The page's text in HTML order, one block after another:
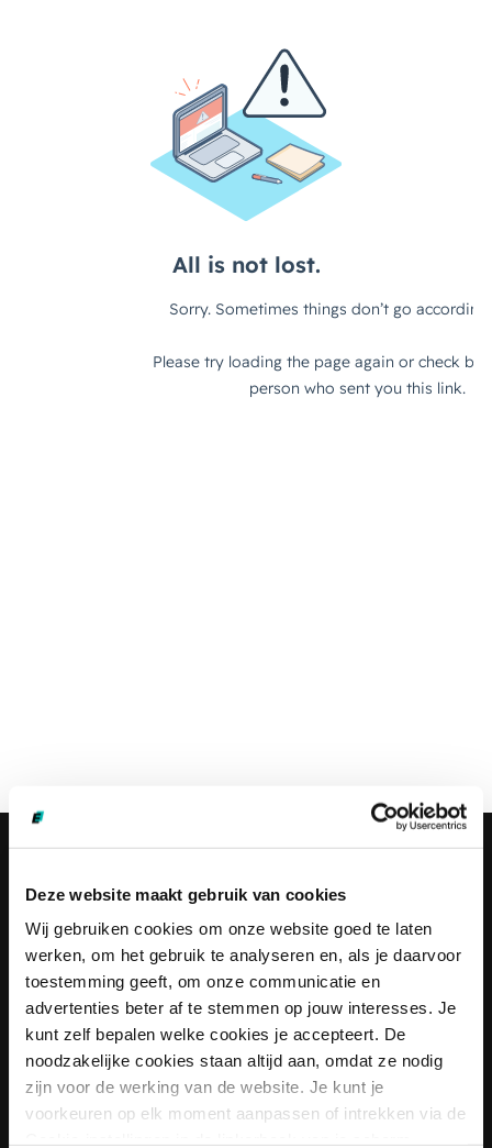
Deze website maakt gebruik van cookies
Wij gebruiken cookies om onze website goed te laten
werken, om het gebruik te analyseren en, als je daarvoor
toestemming geeft, om onze communicatie en
advertenties beter af te stemmen op jouw interesses. Je
kunt zelf bepalen welke cookies je accepteert. De
noodzakelijke cookies staan altijd aan, omdat ze nodig
zijn voor de werking van de website. Je kunt je
voorkeuren op elk moment aanpassen of intrekken via de
Oplossingen voor werkgevers bekijken
Informatiepakket traineeships krijgen
Een vrijblijvend adviesgesprek plannen